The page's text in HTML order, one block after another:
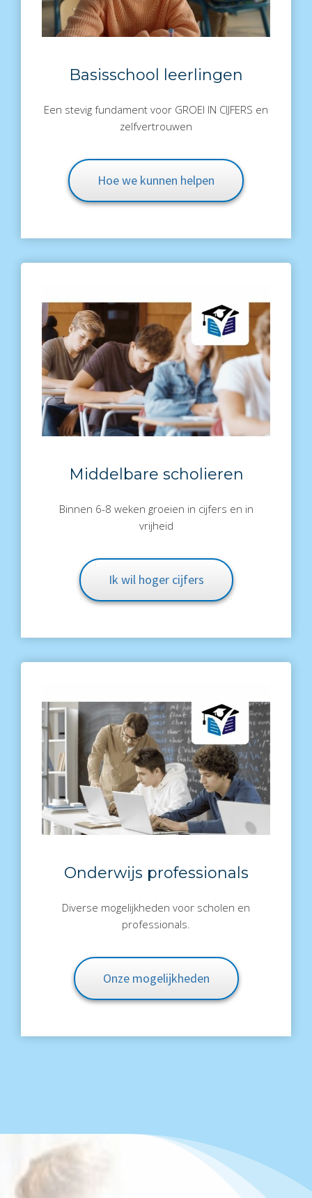
Basisschool leerlingen
Een stevig fundament voor GROEI IN CIJFERS en
zelfvertrouwen
Hoe we kunnen helpen
Middelbare scholieren
Binnen 6-8 weken groeien in cijfers en in
vrijheid
Ik wil hoger cijfers
Onderwijs professionals
Diverse mogelijkheden voor scholen en
professionals.
Onze mogelijkheden